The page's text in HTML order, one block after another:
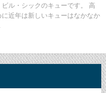
ビル・シックのキューです。 高
に近年は新しいキューはなかなか